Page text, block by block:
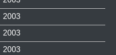
2003
2003
2003